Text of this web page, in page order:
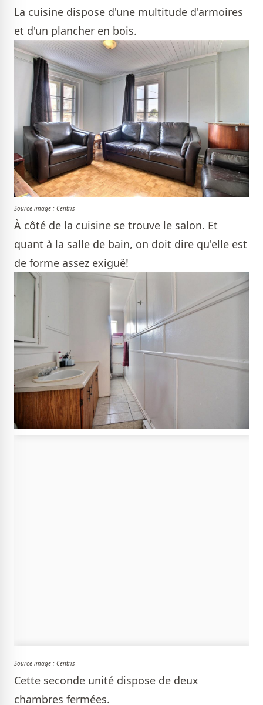
La cuisine dispose d'une multitude d'armoires
et d'un plancher en bois.
Source image : Centris
À côté de la cuisine se trouve le salon. Et
quant à la salle de bain, on doit dire qu'elle est
de forme assez exiguë!
Source image : Centris
Cette seconde unité dispose de deux
chambres fermées.